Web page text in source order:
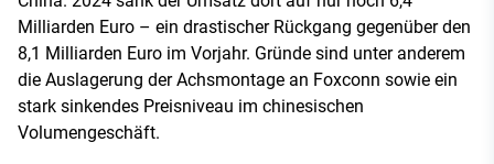
Milliarden Euro – ein drastischer Rückgang gegenüber den
8,1 Milliarden Euro im Vorjahr. Gründe sind unter anderem
die Auslagerung der Achsmontage an Foxconn sowie ein
stark sinkendes Preisniveau im chinesischen
Volumengeschäft.